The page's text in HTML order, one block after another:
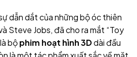
dẫn dắt của những bộ óc thiên
Steve Jobs, đã cho ra mắt “Toy
bộphim hoạt hình 3Ddài đầu